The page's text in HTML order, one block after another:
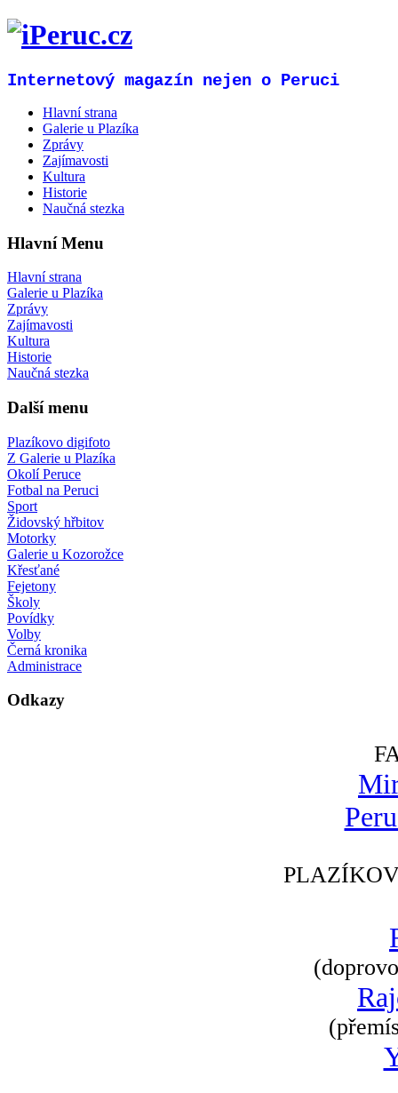
Internetový magazín nejen o Peruci
Hlavní strana
Galerie u Plazíka
Zprávy
Zajímavosti
Kultura
Historie
Naučná stezka
Hlavní Menu
Hlavní strana
Galerie u Plazíka
Zprávy
Zajímavosti
Kultura
Historie
Naučná stezka
Další menu
Plazíkovo digifoto
Z Galerie u Plazíka
Okolí Peruce
Fotbal na Peruci
Sport
Židovský hřbitov
Motorky
Galerie u Kozorožce
Křesťané
Fejetony
Školy
Povídky
Volby
Černá kronika
Administrace
Odkazy